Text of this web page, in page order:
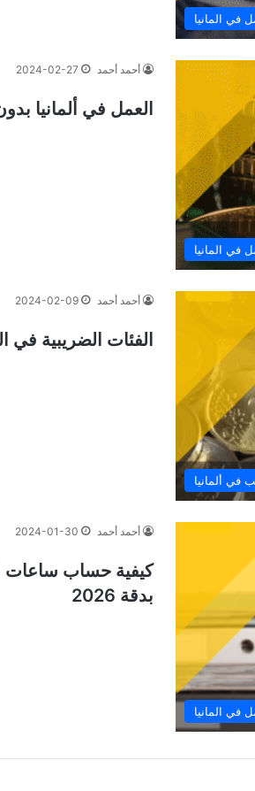
في المانيا
في المانيا
أحمد أحمد 2024-02-27
العمل في ألمانيا بدون شهادة 2026: دليلك لأعلى
في ألمانيا
أحمد أحمد 2024-02-09
الفئات الضريبية في
في المانيا
أحمد أحمد 2024-01-30
كيفية حساب ساعات
بدقة 2026